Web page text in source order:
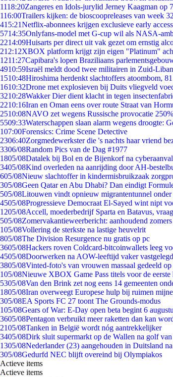
1118:20Zangeres en Idols-jurylid Jerney Kaagman op
116:00Trailers kijken: de bioscoopreleases van week 32
415:21Netflix-abonnees krijgen exclusieve early
5714:35Onlyfans-model met G-cup wil als NASA-
2214:09Huisarts per direct uit vak gezet om ernstig
212:12XBOX platform krijgt zijn eigen "Platinum"
1211:27Capibara's lopen Braziliaans
4910:59Israël meldt dood twee militairen in Zuid-
1510:48Hiroshima herdenkt slachtoffers atoombom,
1610:32Drone met explosieven bij Duits vliegveld
3210:28Wakker Dier dient klacht in tegen
2210:16Iran en Oman eens over route Straat van
2510:08NAVO zet wegens Russische provocatie
5509:33Waterschappen slaan alarm wegens droogte:
107:00Forensics: Crime Scene Detective
2306:40Zorgmedewerkster die 's nachts haar vriend
3306/08Random Pics van de Dag #1977
1805/08Datalek bij Bol en de Bijenkorf na
3405/08Kind overleden na aanrijding door AH-
605/08Nieuw slachtoffer in kindermisbruikzaak
305/08Geen Qatar en Abu Dhabi? Dan eindigt
505/08Litouwen vindt opnieuw migrantentunnel onder
4505/08Progressieve Democraat El-Sayed wint nipt
1205/08Accell, moederbedrijf Sparta en Batavus,
505/08Zomervakantieweerbericht: aanhoudend zomers
105/08Vollering de sterkste na lastige heuvelrit
805/08The Division Resurgence nu gratis op pc
3605/08Hackers roven Coldcard-bitcoinwallets leeg
4505/08Doorwerken na AOW-leeftijd vaker
3805/08Vinted-foto's van vrouwen massaal gedeeld op
105/08Nieuwe XBOX Game Pass titels voor de eerste
5305/08Van den Brink zet nog eens 14 gemeenten
1805/08Iran overweegt Europese hulp bij ruimen
305/08EA Sports FC 27 toont The Grounds-modus
105/08Gears of War: E-Day open beta begint 6
3605/08Pentagon verbruikt meer raketten dan kan
2105/08Tanken in België wordt nóg aantrekkelijker
3405/08Dirk sluit supermarkt op de Wallen na golf van
1305/08Nederlander (23) aangehouden in Duitsland
305/08Gedurfd NEC blijft overeind bij Olympiakos
Actieve items
Actieve items